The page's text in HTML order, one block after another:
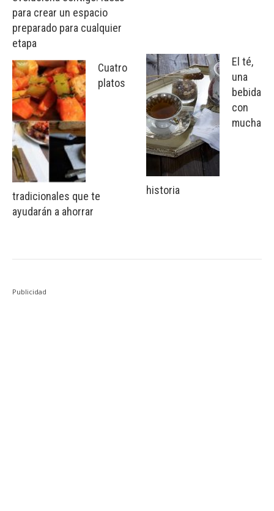
para crear un espacio
preparado para cualquier
etapa
Cuatro
platos
tradicionales que te
ayudarán a ahorrar
El té,
una
bebida
con
mucha
historia
Publicidad